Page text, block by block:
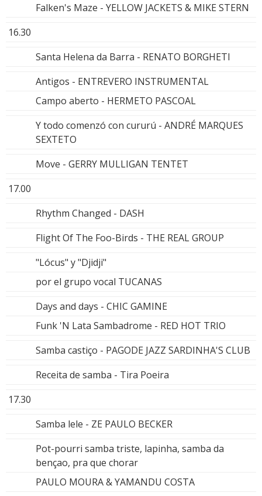
Falken's Maze - YELLOW JACKETS & MIKE STERN
16.30
Santa Helena da Barra - RENATO BORGHETI
Antigos - ENTREVERO INSTRUMENTAL
Campo aberto - HERMETO PASCOAL
Y todo comenzó con cururú - ANDRÉ MARQUES
SEXTETO
Move - GERRY MULLIGAN TENTET
17.00
Rhythm Changed - DASH
Flight Of The Foo-Birds - THE REAL GROUP
"Lócus" y "Djidji"
por el grupo vocal TUCANAS
Days and days - CHIC GAMINE
Funk 'N Lata Sambadrome - RED HOT TRIO
Samba castiço - PAGODE JAZZ SARDINHA'S CLUB
Receita de samba - Tira Poeira
17.30
Samba lele - ZE PAULO BECKER
Pot-pourri samba triste, lapinha, samba da
bençao, pra que chorar
PAULO MOURA & YAMANDU COSTA